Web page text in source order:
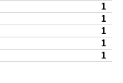
1
1
1
1
1